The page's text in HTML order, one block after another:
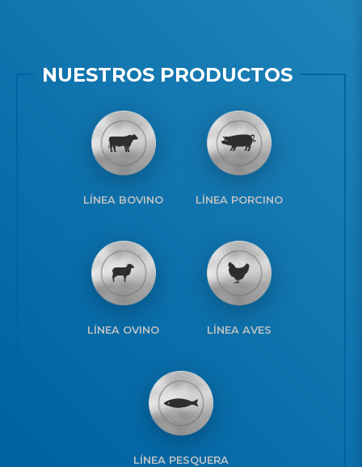
NUESTROS PRODUCTOS
LÍNEA BOVINO LÍNEA PORCINO
LÍNEA OVINO LÍNEA AVES
LÍNEA PESQUERA